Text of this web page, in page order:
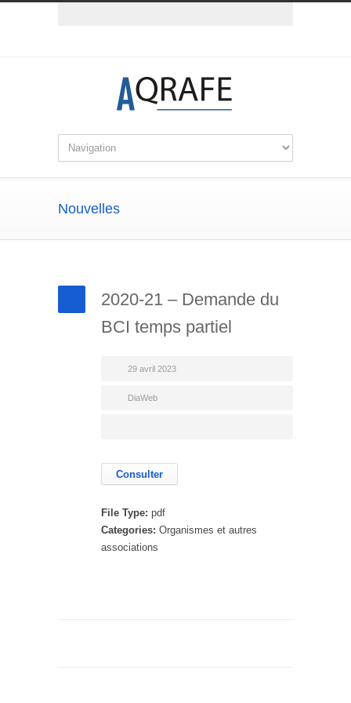
Nouvelles
2020-21 – Demande du
BCI temps partiel
29 avril 2023
DiaWeb
Consulter
File Type: pdf
Categories: Organismes et autres
associations